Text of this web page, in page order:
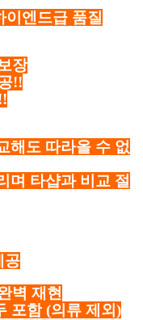
이엔드급 품질
장
!!
해도 따라올 수 없
며 타샵과 비교 절
공
벽 재현
포함 (의류 제외)